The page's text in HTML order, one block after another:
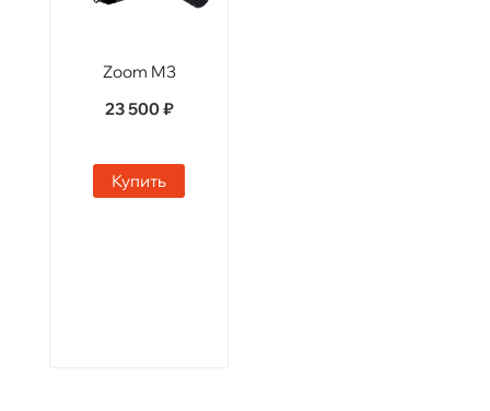
Zoom M3
23 500 ₽
Купить